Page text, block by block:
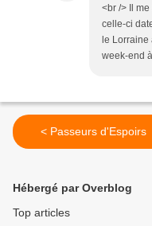
<br /> Il
celle-ci
le
week-end
< Passeurs d'Espoirs
Hébergé par Overblog
Top articles